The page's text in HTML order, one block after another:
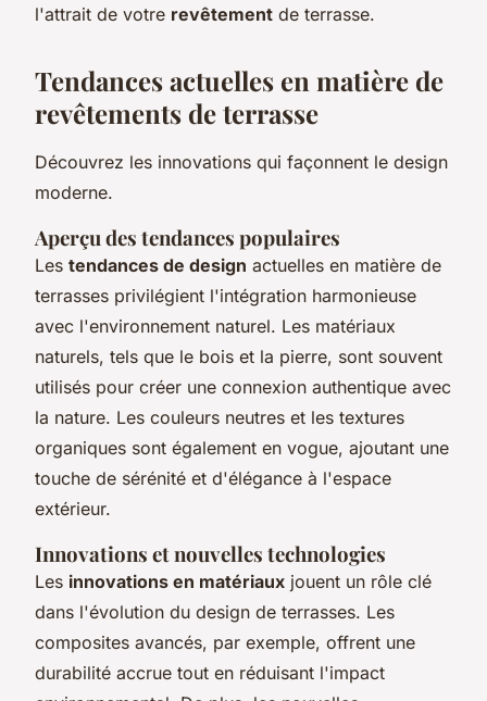
l'attrait de votre revêtement de terrasse.
Tendances actuelles en matière de
revêtements de terrasse
Découvrez les innovations qui façonnent le design
moderne.
Aperçu des tendances populaires
Les tendances de design actuelles en matière de
terrasses privilégient l'intégration harmonieuse
avec l'environnement naturel. Les matériaux
naturels, tels que le bois et la pierre, sont souvent
utilisés pour créer une connexion authentique avec
la nature. Les couleurs neutres et les textures
organiques sont également en vogue, ajoutant une
touche de sérénité et d'élégance à l'espace
extérieur.
Innovations et nouvelles technologies
Les innovations en matériaux jouent un rôle clé
dans l'évolution du design de terrasses. Les
composites avancés, par exemple, offrent une
durabilité accrue tout en réduisant l'impact